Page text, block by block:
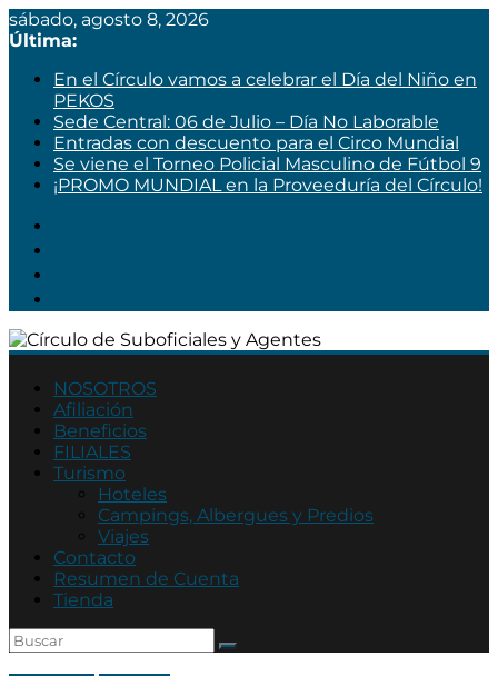
sábado, agosto 8, 2026
Última:
En el Círculo vamos a celebrar el Día del Niño en
PEKOS
Sede Central: 06 de Julio – Día No Laborable
Entradas con descuento para el Circo Mundial
Se viene el Torneo Policial Masculino de Fútbol 9
¡PROMO MUNDIAL en la Proveeduría del Círculo!
Círculo
de
Suboficiales
Agentes
Asociación
Policía
Córdoba
NOSOTROS
Afiliación
Beneficios
FILIALES
Turismo
Hoteles
Campings, Albergues y Predios
Viajes
Contacto
Resumen de Cuenta
Tienda